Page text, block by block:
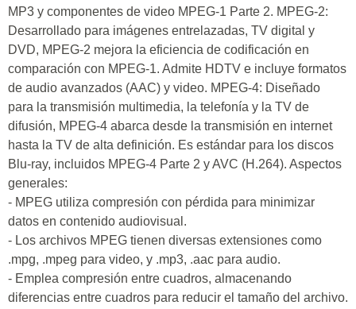
MP3 y componentes de video MPEG-1 Parte 2. MPEG-2:
Desarrollado para imágenes entrelazadas, TV digital y
DVD, MPEG-2 mejora la eficiencia de codificación en
comparación con MPEG-1. Admite HDTV e incluye formatos
de audio avanzados (AAC) y video. MPEG-4: Diseñado
para la transmisión multimedia, la telefonía y la TV de
difusión, MPEG-4 abarca desde la transmisión en internet
hasta la TV de alta definición. Es estándar para los discos
Blu-ray, incluidos MPEG-4 Parte 2 y AVC (H.264). Aspectos
generales:
- MPEG utiliza compresión con pérdida para minimizar
datos en contenido audiovisual.
- Los archivos MPEG tienen diversas extensiones como
.mpg, .mpeg para video, y .mp3, .aac para audio.
- Emplea compresión entre cuadros, almacenando
diferencias entre cuadros para reducir el tamaño del archivo.